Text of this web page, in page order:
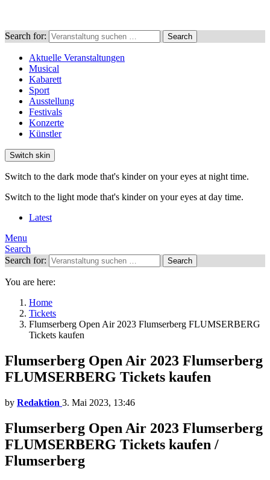
Search for: Search
Aktuelle Veranstaltungen
Musical
Kabarett
Sport
Ausstellung
Festivals
Konzerte
Künstler
Switch skin
Switch to the dark mode that's kinder on your eyes at night time.
Switch to the light mode that's kinder on your eyes at day time.
Latest
Menu
Search
Search for:
Search
You are here:
Home
Tickets
Flumserberg Open Air 2023 Flumserberg FLUMSERBERG
Tickets kaufen
Flumserberg Open Air 2023 Flumserberg
FLUMSERBERG Tickets kaufen
by Redaktion 3. Mai 2023, 13:46
Flumserberg Open Air 2023 Flumserberg
FLUMSERBERG Tickets kaufen /
Flumserberg